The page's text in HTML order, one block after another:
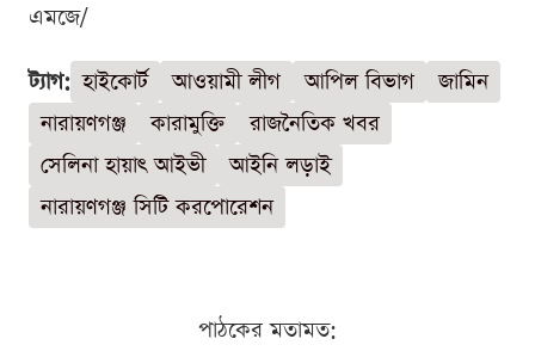
এমজে/
ট্যাগ: হাইকোর্ট আওয়ামী লীগ আপিল বিভাগ
জামিন
নারায়ণগঞ্জ
কারামুক্তি
রাজনৈতিক খবর
সেলিনা হায়াৎ আইভী
আইনি লড়াই
নারায়ণগঞ্জ সিটি করপোরেশন
পাঠকের মতামত: